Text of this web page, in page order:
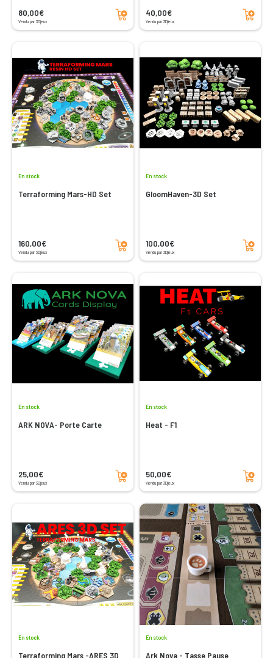
80,00€
Vendu par 3Djeux
Ajouter au panier 40,00€
Vendu par 3Djeux
Ajouter au panier
En stock
Terraforming Mars-HD Set
160,00€
Vendu par 3Djeux
Ajouter au panier
En stock
GloomHaven-3D Set
100,00€
Vendu par 3Djeux
Ajouter au panier
En stock
ARK NOVA- Porte Carte
25,00€
Vendu par 3Djeux
Ajouter au panier
En stock
Heat - F1
50,00€
Vendu par 3Djeux
Ajouter au panier
En stock
Terraforming Mars -ARES 3D
En stock
Ark Nova - Tasse Pause